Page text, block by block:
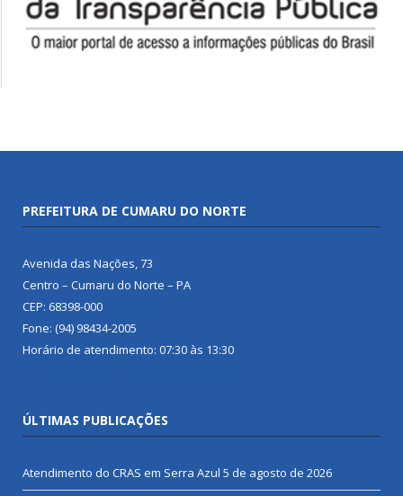
PREFEITURA DE CUMARU DO NORTE
Avenida das Nações, 73
Centro – Cumaru do Norte – PA
CEP: 68398-000
Fone: (94) 98434-2005
Horário de atendimento: 07:30 às 13:30
ÚLTIMAS PUBLICAÇÕES
Atendimento do CRAS em Serra Azul 5 de agosto de 2026